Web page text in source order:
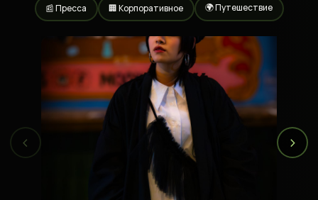
📰 Пресса 🏢 Корпоративное 🌍 Путешествие
‹ ›